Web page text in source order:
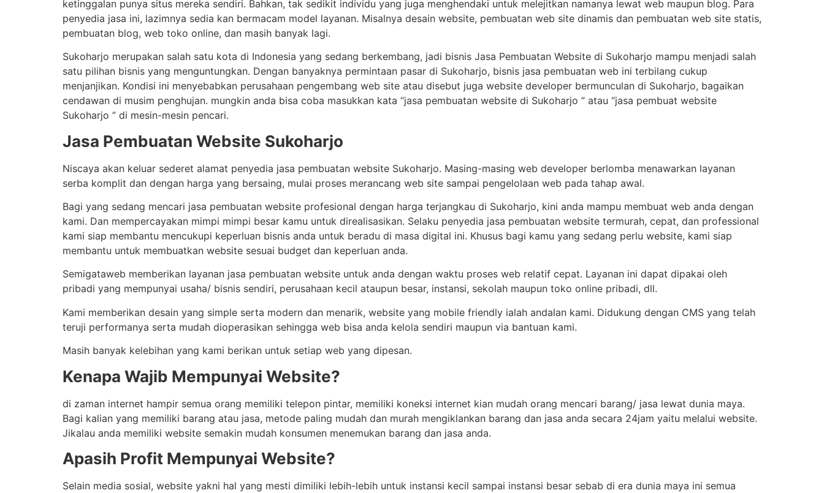
ketinggalan punya situs mereka sendiri. Bahkan, tak sedikit individu yang juga menghendaki untuk melejitkan namanya lewat web maupun blog. Para
penyedia jasa ini, lazimnya sedia kan bermacam model layanan. Misalnya desain website, pembuatan web site dinamis dan pembuatan web site statis,
pembuatan blog, web toko online, dan masih banyak lagi.
Sukoharjo merupakan salah satu kota di Indonesia yang sedang berkembang, jadi bisnis Jasa Pembuatan Website di Sukoharjo mampu menjadi salah
satu pilihan bisnis yang menguntungkan. Dengan banyaknya permintaan pasar di Sukoharjo, bisnis jasa pembuatan web ini terbilang cukup
menjanjikan. Kondisi ini menyebabkan perusahaan pengembang web site atau disebut juga website developer bermunculan di Sukoharjo, bagaikan
cendawan di musim penghujan. mungkin anda bisa coba masukkan kata “jasa pembuatan website di Sukoharjo ” atau “jasa pembuat website
Sukoharjo ” di mesin-mesin pencari.
Jasa Pembuatan Website Sukoharjo
Niscaya akan keluar sederet alamat penyedia jasa pembuatan website Sukoharjo. Masing-masing web developer berlomba menawarkan layanan
serba komplit dan dengan harga yang bersaing, mulai proses merancang web site sampai pengelolaan web pada tahap awal.
Bagi yang sedang mencari jasa pembuatan website profesional dengan harga terjangkau di Sukoharjo, kini anda mampu membuat web anda dengan
kami. Dan mempercayakan mimpi mimpi besar kamu untuk direalisasikan. Selaku penyedia jasa pembuatan website termurah, cepat, dan professional
kami siap membantu mencukupi keperluan bisnis anda untuk beradu di masa digital ini. Khusus bagi kamu yang sedang perlu website, kami siap
membantu untuk membuatkan website sesuai budget dan keperluan anda.
Semigataweb memberikan layanan jasa pembuatan website untuk anda dengan waktu proses web relatif cepat. Layanan ini dapat dipakai oleh
pribadi yang mempunyai usaha/ bisnis sendiri, perusahaan kecil ataupun besar, instansi, sekolah maupun toko online pribadi, dll.
Kami memberikan desain yang simple serta modern dan menarik, website yang mobile friendly ialah andalan kami. Didukung dengan CMS yang telah
teruji performanya serta mudah dioperasikan sehingga web bisa anda kelola sendiri maupun via bantuan kami.
Masih banyak kelebihan yang kami berikan untuk setiap web yang dipesan.
Kenapa Wajib Mempunyai Website?
di zaman internet hampir semua orang memiliki telepon pintar, memiliki koneksi internet kian mudah orang mencari barang/ jasa lewat dunia maya.
Bagi kalian yang memiliki barang atau jasa, metode paling mudah dan murah mengiklankan barang dan jasa anda secara 24jam yaitu melalui website.
Jikalau anda memiliki website semakin mudah konsumen menemukan barang dan jasa anda.
Apasih Profit Mempunyai Website?
Selain media sosial, website yakni hal yang mesti dimiliki lebih-lebih untuk instansi kecil sampai instansi besar sebab di era dunia maya ini semua